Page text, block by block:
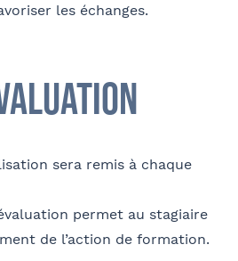
les échanges.
sera remis à chaque
permet au stagiaire
de l’action de formation.
et libertés » du 6 janvier 1978
à communication@barthelemy-